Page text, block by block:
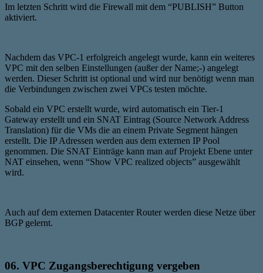
Im letzten Schritt wird die Firewall mit dem “PUBLISH” Button
aktiviert.
Nachdem das VPC-1 erfolgreich angelegt wurde, kann ein weiteres
VPC mit den selben Einstellungen (außer der Name;-) angelegt
werden. Dieser Schritt ist optional und wird nur benötigt wenn man
die Verbindungen zwischen zwei VPCs testen möchte.
Sobald ein VPC erstellt wurde, wird automatisch ein Tier-1
Gateway erstellt und ein SNAT Eintrag (Source Network Address
Translation) für die VMs die an einem Private Segment hängen
erstellt. Die IP Adressen werden aus dem externen IP Pool
genommen. Die SNAT Einträge kann man auf Projekt Ebene unter
NAT einsehen, wenn “Show VPC realized objects” ausgewählt
wird.
Auch auf dem externen Datacenter Router werden diese Netze über
BGP gelernt.
06. VPC Zugangsberechtigung vergeben